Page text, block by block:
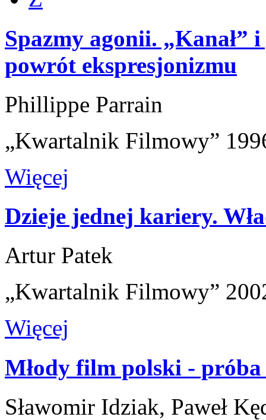
Spazmy agonii. „Kanał”
powrót ekspresjonizmu
Phillippe Parrain
„Kwartalnik Filmowy”
Więcej
Dzieje jednej kariery.
Artur Patek
„Kwartalnik Filmowy”
Więcej
Młody film polski - próba
Sławomir Idziak, Paweł